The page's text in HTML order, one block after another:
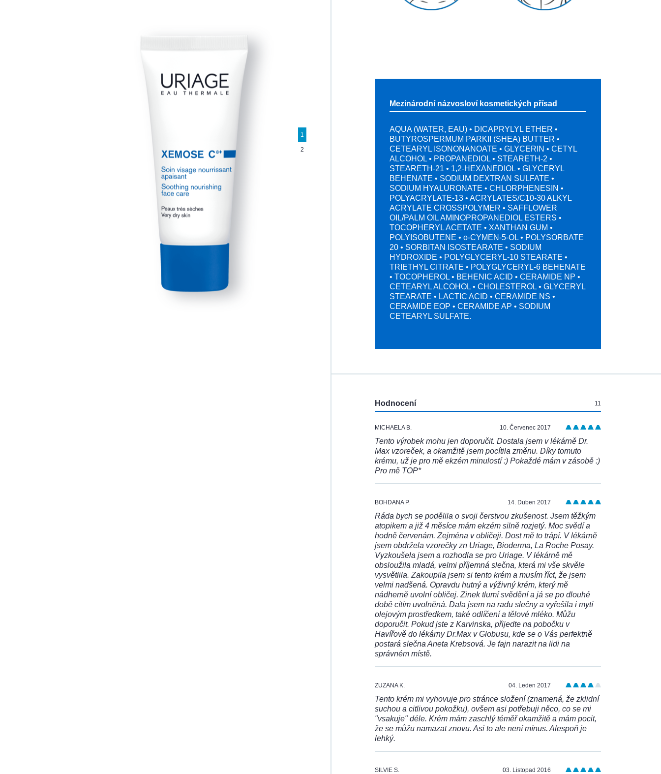
1
2
Mezinárodní názvosloví kosmetických přísad
AQUA (WATER, EAU) • DICAPRYLYL ETHER •
BUTYROSPERMUM PARKII (SHEA) BUTTER •
CETEARYL ISONONANOATE • GLYCERIN • CETYL
ALCOHOL • PROPANEDIOL • STEARETH-2 •
STEARETH-21 • 1,2-HEXANEDIOL • GLYCERYL
BEHENATE • SODIUM DEXTRAN SULFATE •
SODIUM HYALURONATE • CHLORPHENESIN •
POLYACRYLATE-13 • ACRYLATES/C10-30 ALKYL
ACRYLATE CROSSPOLYMER • SAFFLOWER
OIL/PALM OIL AMINOPROPANEDIOL ESTERS •
TOCOPHERYL ACETATE • XANTHAN GUM •
POLYISOBUTENE • o-CYMEN-5-OL • POLYSORBATE
20 • SORBITAN ISOSTEARATE • SODIUM
HYDROXIDE • POLYGLYCERYL-10 STEARATE •
TRIETHYL CITRATE • POLYGLYCERYL-6 BEHENATE
• TOCOPHEROL • BEHENIC ACID • CERAMIDE NP •
CETEARYL ALCOHOL • CHOLESTEROL • GLYCERYL
STEARATE • LACTIC ACID • CERAMIDE NS •
CERAMIDE EOP • CERAMIDE AP • SODIUM
CETEARYL SULFATE.
Hodnocení: 11
MICHAELA B. 10. Červenec 2017
Tento výrobek mohu jen doporučit. Dostala jsem v lékárně Dr.
Max vzoreček, a okamžitě jsem pocítila změnu. Díky tomuto
krému, už je pro mě ekzém minulostí :) Pokaždé mám v zásobě :)
Pro mě TOP*
BOHDANA P. 14. Duben 2017
Ráda bych se podělila o svoji čerstvou zkušenost. Jsem těžkým
atopikem a již 4 měsíce mám ekzém silně rozjetý. Moc svědí a
hodně červenám. Zejména v obličeji. Dost mě to trápí. V lékárně
jsem obdržela vzorečky zn Uriage, Bioderma, La Roche Posay.
Vyzkoušela jsem a rozhodla se pro Uriage. V lékárně mě
obsloužila mladá, velmi příjemná slečna, která mi vše skvěle
vysvětlila. Zakoupila jsem si tento krém a musím říct, že jsem
velmi nadšená. Opravdu hutný a výživný krém, který mě
nádherně uvolní obličej. Zinek tlumí svědění a já se po dlouhé
době cítím uvolněná. Dala jsem na radu slečny a vyřešila i mytí
olejovým prostředkem, také odlíčení a tělové mléko. Můžu
doporučit. Pokud jste z Karvinska, přijedte na pobočku v
Havířově do lékárny Dr.Max v Globusu, kde se o Vás perfektně
postará slečna Aneta Krebsová. Je fajn narazit na lidi na
správném místě.
ZUZANA K. 04. Leden 2017
Tento krém mi vyhovuje pro stránce složení (znamená, že zklidní
suchou a citlivou pokožku), ovšem asi potřebuji něco, co se mi
"vsakuje" déle. Krém mám zaschlý téměř okamžitě a mám pocit,
že se můžu namazat znovu. Asi to ale není mínus. Alespoň je
lehký.
SILVIE S. 03. Listopad 2016